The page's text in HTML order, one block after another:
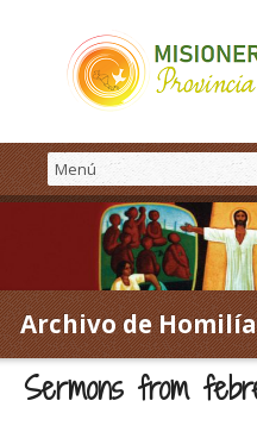
Archivo de
Sermons from